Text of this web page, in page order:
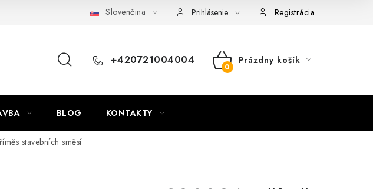
Obchodní podmínky Mapa webu Milpe.sk
Slovenčina Prihlásenie Registrácia
+420721004004
NÁKUPNÝ
Prázdny košík
BLOG KONTAKTY
stavebních směsí